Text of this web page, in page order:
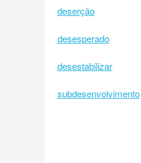
deserção
desesperado
desestabilizar
subdesenvolvimento